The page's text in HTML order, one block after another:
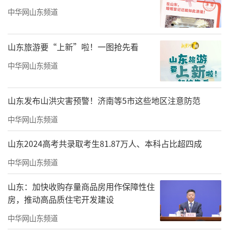
【莫建成】双鹤系列图（四条屏·一）
纸本设色132cm×66cm2006年
中华网山东频道
山东旅游要“上新”啦！一图抢先看
中华网山东频道
山东发布山洪灾害预警！济南等5市这些地区注意防范
中华网山东频道
山东2024高考共录取考生81.87万人、本科占比超四成
中华网山东频道
山东：加快收购存量商品房用作保障性住
房，推动高品质住宅开发建设
中华网山东频道